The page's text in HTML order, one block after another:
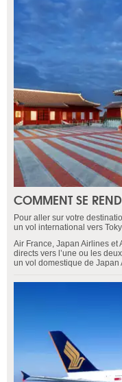
COMMENT SE
Pour aller sur votre
un vol international vers
Air France, Japan Airlines et
directs vers l’une ou les
un vol domestique de Japan